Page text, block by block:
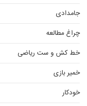
جامدادی
چراغ مطالعه
خط کش و ست ریاضی
خمیر بازی
خودکار